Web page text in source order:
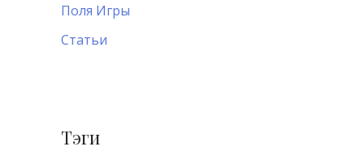
Поля Игры
Статьи
Тэги